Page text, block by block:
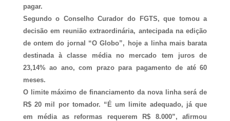
pagar.
Segundo o Conselho Curador do FGTS, que tomou a
decisão em reunião extraordinária, antecipada na edição
de ontem do jornal “O Globo”, hoje a linha mais barata
destinada à classe média no mercado tem juros de
23,14% ao ano, com prazo para pagamento de até 60
meses.
O limite máximo de financiamento da nova linha será de
R$ 20 mil por tomador. “É um limite adequado, já que
em média as reformas requerem R$ 8.000”, afirmou